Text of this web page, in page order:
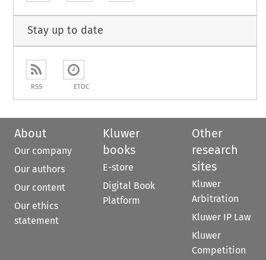
Stay up to date
RSS ETOC
About
Our company
Our authors
Our content
Our ethics
statement
Kluwer
books
E-store
Digital Book
Platform
Other
research
sites
Kluwer
Arbitration
Kluwer IP Law
Kluwer
Competition